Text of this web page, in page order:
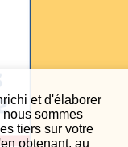
et d'élaborer
sommes
tiers sur votre
obtenant, au